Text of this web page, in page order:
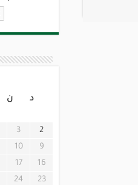
د
ن
2
3
9
10
16
17
23
24